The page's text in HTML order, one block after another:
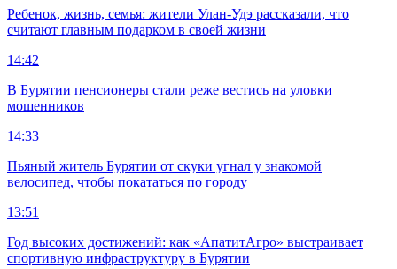
Ребенок, жизнь, семья: жители Улан-Удэ рассказали, что
считают главным подарком в своей жизни
14:42
В Бурятии пенсионеры стали реже вестись на уловки
мошенников
14:33
Пьяный житель Бурятии от скуки угнал у знакомой
велосипед, чтобы покататься по городу
13:51
Год высоких достижений: как «АпатитАгро» выстраивает
спортивную инфраструктуру в Бурятии